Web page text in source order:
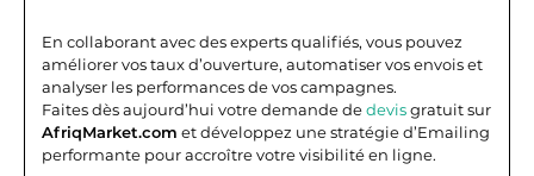
En collaborant avec des experts qualifiés, vous pouvez
améliorer vos taux d’ouverture, automatiser vos envois et
analyser les performances de vos campagnes.
Faites dès aujourd’hui votre demande dedevisgratuit sur
AfriqMarket.com et développez une stratégie d’Emailing
performante pour accroître votre visibilité en ligne.